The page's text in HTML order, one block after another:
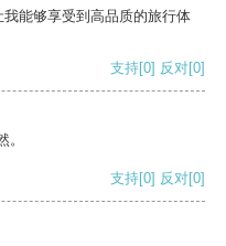
能够享受到高品质的旅行体
支持[0] 反对[0]
支持[0] 反对[0]